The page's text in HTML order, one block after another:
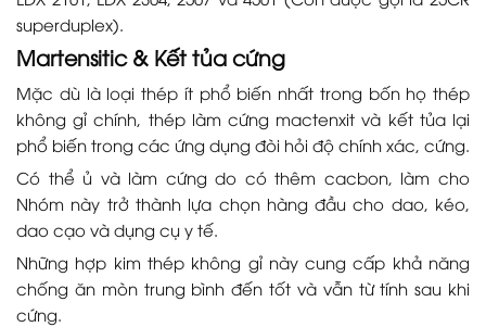
superduplex).
Martensitic & Kết tủa cứng
Mặc dù là loại thép ít phổ biến nhất trong bốn họ thép
không gỉ chính, thép làm cứng mactenxit và kết tủa lại
phổ biến trong các ứng dụng đòi hỏi độ chính xác, cứng.
Có thể ủ và làm cứng do có thêm cacbon, làm cho
Nhóm này trở thành lựa chọn hàng đầu cho dao, kéo,
dao cạo và dụng cụ y tế.
Những hợp kim thép không gỉ này cung cấp khả năng
chống ăn mòn trung bình đến tốt và vẫn từ tính sau khi
cứng.